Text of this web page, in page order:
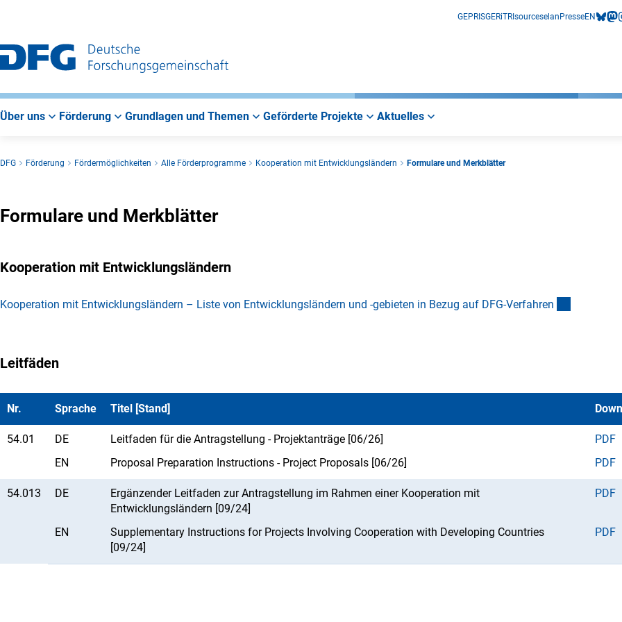
GEPRISGERiTRIsourceselan PresseEN
Über uns Förderung Grundlagen und Themen Geförderte Projekte Aktuelles
DFG Förderung Fördermöglichkeiten Alle Förderprogramme Kooperation mit Entwicklungsländern Formulare und Merkblätter
Formulare und Merkblätter
Kooperation mit Entwicklungsländern
Kooperation mit Entwicklungsländern – Liste von Entwicklungsländern und -gebieten in Bezug auf DFG-Verfahren
Leitfäden
Nr. Sprache Titel [Stand]
54.01 DE Leitfaden für die Antragstellung - Projektanträge [06/26]
PDF
EN
Proposal Preparation Instructions - Project Proposals [06/26] PDF
54.013 DE
Ergänzender Leitfaden zur Antragstellung im Rahmen einer Kooperation mit
Entwicklungsländern [09/24]
PDF
EN
Supplementary Instructions for Projects Involving Cooperation with Developing Countries
[09/24]
PDF